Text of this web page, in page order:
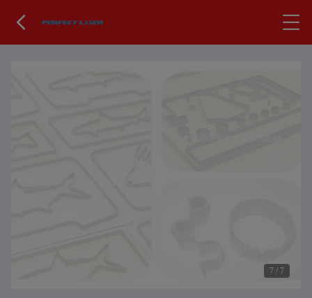
7 / 7